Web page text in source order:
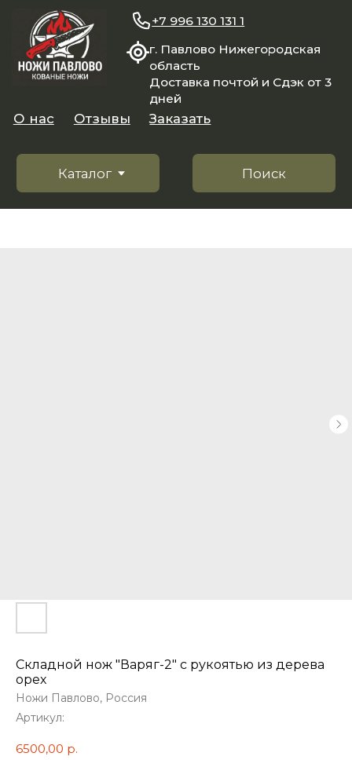
область
Доставка почтой и Сдэк от 3
Поиск
Каталог
Заказать
+7 996 130 131 1
Складной нож "Варяг-2" с рукоятью из дерева
орех
Ножи Павлово, Россия
Артикул:
6500,00 р.